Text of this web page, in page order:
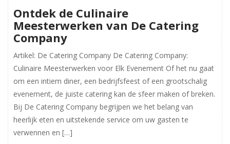
Ontdek de Culinaire
Meesterwerken van De Catering
Company
Artikel: De Catering Company De Catering Company:
Culinaire Meesterwerken voor Elk Evenement Of het nu gaat
om een intiem diner, een bedrijfsfeest of een grootschalig
evenement, de juiste catering kan de sfeer maken of breken.
Bij De Catering Company begrijpen we het belang van
heerlijk eten en uitstekende service om uw gasten te
verwennen en […]